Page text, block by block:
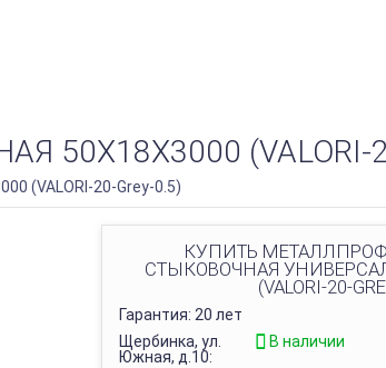
(VALORI-
(VALORI-20-Grey-0.5)
КУПИТЬ
СТЫКОВОЧНАЯ
(VALORI-20-
Гарантия: 20 лет
Щербинка, ул.
Южная, д.10:
В наличии